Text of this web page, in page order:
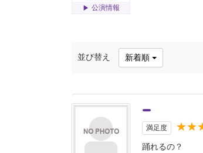
公演情報
並び替え 新着順
満足度
踊れるの？